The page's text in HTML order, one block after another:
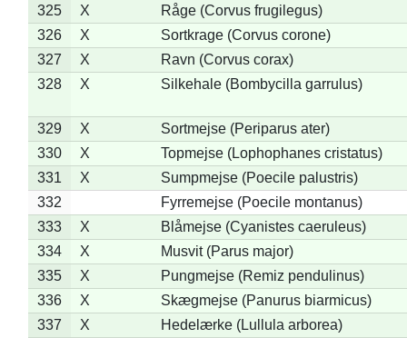
325
X
Råge (Corvus frugilegus)
326
X
Sortkrage (Corvus corone)
327
X
Ravn (Corvus corax)
328
X Silkehale (Bombycilla garrulus)
329 X
Sortmejse (Periparus ater)
330
X
Topmejse (Lophophanes cristatus)
331
X
Sumpmejse (Poecile palustris)
332
Fyrremejse (Poecile montanus)
333
X
Blåmejse (Cyanistes caeruleus)
334
X
Musvit (Parus major)
335
X
Pungmejse (Remiz pendulinus)
336
X
Skægmejse (Panurus biarmicus)
337
X
Hedelærke (Lullula arborea)